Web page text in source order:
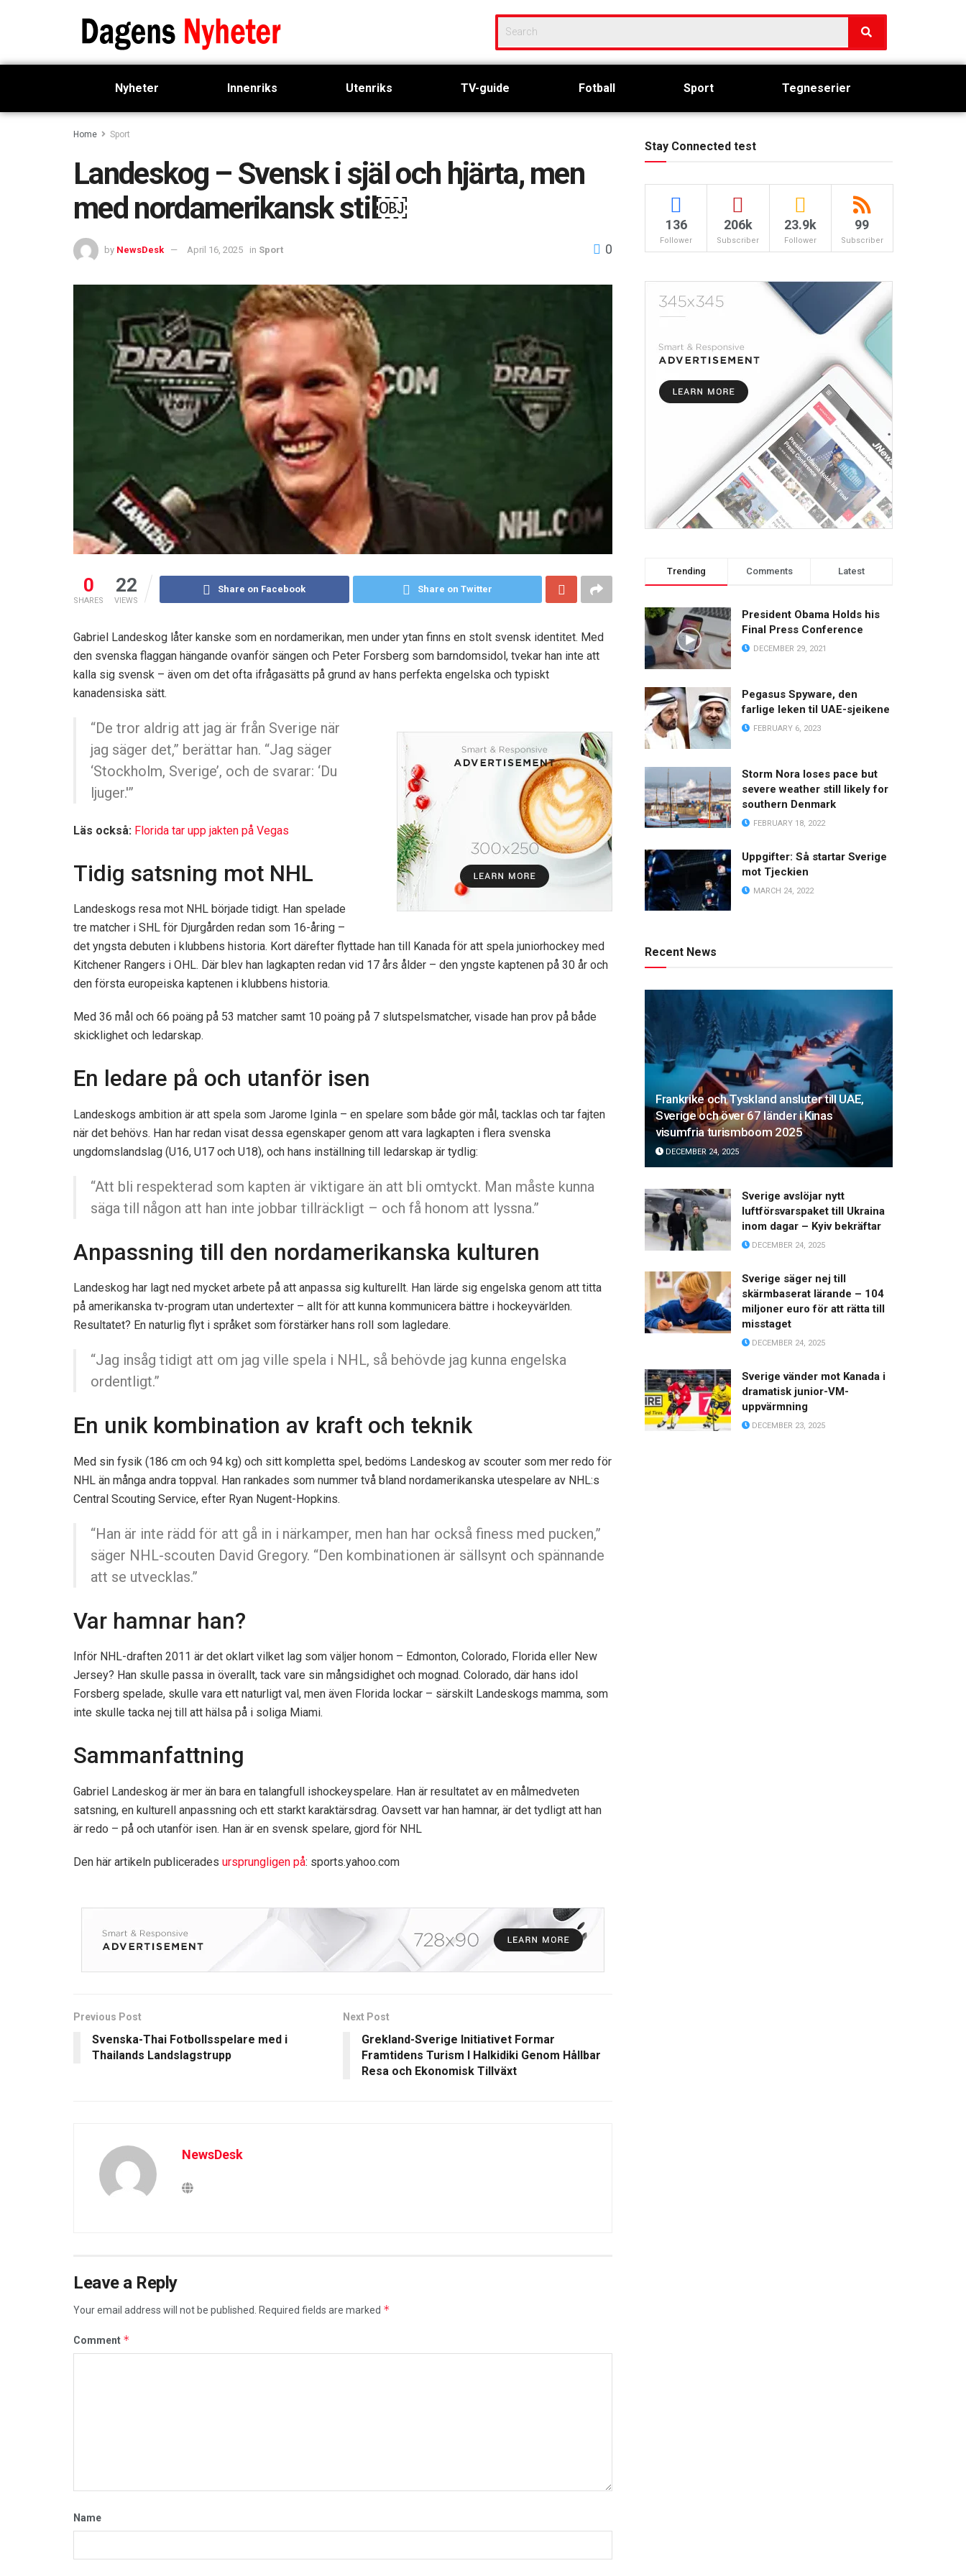
Nyheter Innenriks Utenriks TV-guide Fotball Sport Tegneserier
Home Sport
Landeskog – Svensk i själ och hjärta, men
med nordamerikansk stil￼
by NewsDesk April 16, 2025 in Sport 0
0
SHARES
22
VIEWS
Share on Facebook Share on Twitter
Gabriel Landeskog låter kanske som en nordamerikan, men under ytan finns en stolt svensk identitet. Med
den svenska flaggan hängande ovanför sängen och Peter Forsberg som barndomsidol, tvekar han inte att
kalla sig svensk – även om det ofta ifrågasätts på grund av hans perfekta engelska och typiskt
kanadensiska sätt.
“De tror aldrig att jag är från Sverige när
jag säger det,” berättar han. “Jag säger
‘Stockholm, Sverige’, och de svarar: ‘Du
ljuger.'”
Läs också: Florida tar upp jakten på Vegas
Tidig satsning mot NHL
Landeskogs resa mot NHL började tidigt. Han spelade
tre matcher i SHL för Djurgården redan som 16-åring –
det yngsta debuten i klubbens historia. Kort därefter flyttade han till Kanada för att spela juniorhockey med
Kitchener Rangers i OHL. Där blev han lagkapten redan vid 17 års ålder – den yngste kaptenen på 30 år och
den första europeiska kaptenen i klubbens historia.
Med 36 mål och 66 poäng på 53 matcher samt 10 poäng på 7 slutspelsmatcher, visade han prov på både
skicklighet och ledarskap.
En ledare på och utanför isen
Landeskogs ambition är att spela som Jarome Iginla – en spelare som både gör mål, tacklas och tar fajten
när det behövs. Han har redan visat dessa egenskaper genom att vara lagkapten i flera svenska
ungdomslandslag (U16, U17 och U18), och hans inställning till ledarskap är tydlig:
“Att bli respekterad som kapten är viktigare än att bli omtyckt. Man måste kunna
säga till någon att han inte jobbar tillräckligt – och få honom att lyssna.”
Anpassning till den nordamerikanska kulturen
Landeskog har lagt ned mycket arbete på att anpassa sig kulturellt. Han lärde sig engelska genom att titta
på amerikanska tv-program utan undertexter – allt för att kunna kommunicera bättre i hockeyvärlden.
Resultatet? En naturlig flyt i språket som förstärker hans roll som lagledare.
“Jag insåg tidigt att om jag ville spela i NHL, så behövde jag kunna engelska
ordentligt.”
En unik kombination av kraft och teknik
Med sin fysik (186 cm och 94 kg) och sitt kompletta spel, bedöms Landeskog av scouter som mer redo för
NHL än många andra toppval. Han rankades som nummer två bland nordamerikanska utespelare av NHL:s
Central Scouting Service, efter Ryan Nugent-Hopkins.
“Han är inte rädd för att gå in i närkamper, men han har också finess med pucken,”
säger NHL-scouten David Gregory. “Den kombinationen är sällsynt och spännande
att se utvecklas.”
Var hamnar han?
Inför NHL-draften 2011 är det oklart vilket lag som väljer honom – Edmonton, Colorado, Florida eller New
Jersey? Han skulle passa in överallt, tack vare sin mångsidighet och mognad. Colorado, där hans idol
Forsberg spelade, skulle vara ett naturligt val, men även Florida lockar – särskilt Landeskogs mamma, som
inte skulle tacka nej till att hälsa på i soliga Miami.
Sammanfattning
Gabriel Landeskog är mer än bara en talangfull ishockeyspelare. Han är resultatet av en målmedveten
satsning, en kulturell anpassning och ett starkt karaktärsdrag. Oavsett var han hamnar, är det tydligt att han
är redo – på och utanför isen. Han är en svensk spelare, gjord för NHL
Den här artikeln publicerades ursprungligen på: sports.yahoo.com
Previous Post
Svenska-Thai Fotbollsspelare med i
Thailands Landslagstrupp
Next Post
Grekland-Sverige Initiativet Formar
Framtidens Turism I Halkidiki Genom Hållbar
Resa och Ekonomisk Tillväxt
NewsDesk
Leave a Reply
Your email address will not be published. Required fields are marked *
Comment *
Name
Stay Connected test
136
Follower
206k
Subscriber
23.9k
Follower
99
Subscriber
Trending Comments Latest
President Obama Holds his
Final Press Conference
DECEMBER 29, 2021
Pegasus Spyware, den
farlige leken til UAE-sjeikene
FEBRUARY 6, 2023
Storm Nora loses pace but
severe weather still likely for
southern Denmark
FEBRUARY 18, 2022
Uppgifter: Så startar Sverige
mot Tjeckien
MARCH 24, 2022
Recent News
Frankrike och Tyskland ansluter till UAE,
Sverige och över 67 länder i Kinas
visumfria turismboom 2025
DECEMBER 24, 2025
Sverige avslöjar nytt
luftförsvarspaket till Ukraina
inom dagar – Kyiv bekräftar
DECEMBER 24, 2025
Sverige säger nej till
skärmbaserat lärande – 104
miljoner euro för att rätta till
misstaget
DECEMBER 24, 2025
Sverige vänder mot Kanada i
dramatisk junior-VM-
uppvärmning
DECEMBER 23, 2025